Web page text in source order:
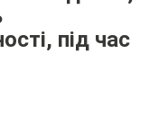
під час